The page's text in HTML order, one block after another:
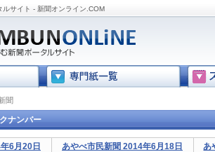
サイト - 新聞オンライン.COM
聞
ナンバー
6月20日 あやべ市民新聞 2014年6月18日 あ